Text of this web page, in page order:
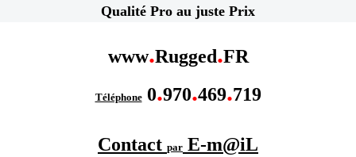
Qualité Pro au juste Prix
www.Rugged.FR
Téléphone0.970.469.719
Contact par E-m@iL